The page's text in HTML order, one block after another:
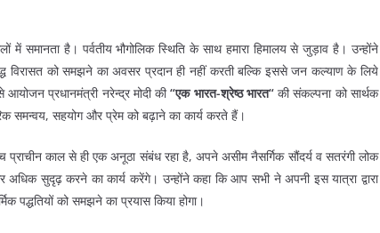
समानता है। पर्वतीय भौगोलिक स्थिति के साथ हमारा हिमालय से जुड़ाव है। उन्होंने
विरासत को समझने का अवसर प्रदान ही नहीं करती बल्कि इससे जन कल्याण के लिये
आयोजन प्रधानमंत्री नरेन्द्र मोदी की“एक भारत-श्रेष्ठ भारत“की संकल्पना को सार्थक
समन्वय, सहयोग और प्रेम को बढ़ाने का कार्य करते हैं।
प्राचीन काल से ही एक अनूठा संबंध रहा है, अपने असीम नैसर्गिक सौंदर्य व सतरंगी लोक
अधिक सुदृढ़ करने का कार्य करेंगे। उन्होंने कहा कि आप सभी ने अपनी इस यात्रा द्वारा
पद्धतियों को समझने का प्रयास किया होगा।